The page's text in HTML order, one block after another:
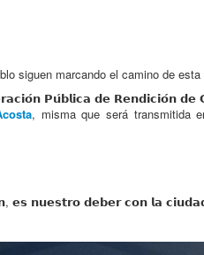
siguen marcando el camino de
𝗣𝘂́𝗯𝗹𝗶𝗰𝗮 𝗱𝗲 𝗥𝗲𝗻𝗱𝗶𝗰𝗶𝗼́𝗻
, misma que será transmitida
𝗲𝘀 𝗻𝘂𝗲𝘀𝘁𝗿𝗼 𝗱𝗲𝗯𝗲𝗿 𝗰𝗼𝗻 𝗹𝗮